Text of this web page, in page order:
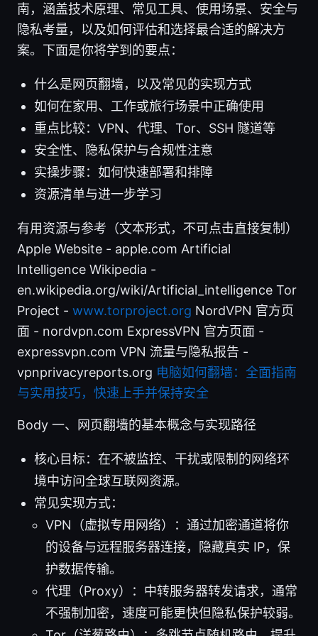
南，涵盖技术原理、常见工具、使用场景、安全与
隐私考量，以及如何评估和选择最合适的解决方
案。下面是你将学到的要点：
什么是网页翻墙，以及常见的实现方式
如何在家用、工作或旅行场景中正确使用
重点比较：VPN、代理、Tor、SSH 隧道等
安全性、隐私保护与合规性注意
实操步骤：如何快速部署和排障
资源清单与进一步学习
有用资源与参考（文本形式，不可点击直接复制）
Apple Website - apple.com Artificial
Intelligence Wikipedia -
en.wikipedia.org/wiki/Artificial_intelligence Tor
Project - www.torproject.org NordVPN 官方页
面 - nordvpn.com ExpressVPN 官方页面 -
expressvpn.com VPN 流量与隐私报告 -
vpnprivacyreports.org 电脑如何翻墙：全面指南
与实用技巧，快速上手并保持安全
Body 一、网页翻墙的基本概念与实现路径
核心目标：在不被监控、干扰或限制的网络环
境中访问全球互联网资源。
常见实现方式：
VPN（虚拟专用网络）：通过加密通道将你
的设备与远程服务器连接，隐藏真实 IP，保
护数据传输。
代理（Proxy）：中转服务器转发请求，通常
不强制加密，速度可能更快但隐私保护较弱。